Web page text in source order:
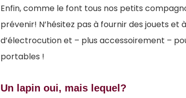
Enfin, comme le font tous nos petits
prévenir! N’hésitez pas à fournir des jouets
d’électrocution et – plus accessoirement –
portables !
Un lapin oui, mais lequel?